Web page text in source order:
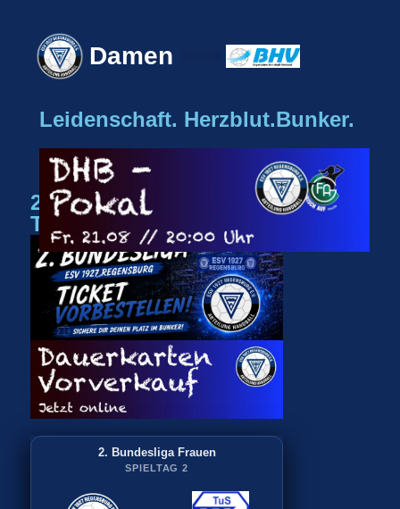
Damen
Leidenschaft. Herzblut.Bunker.
2. Liga
Ticket vorbestellen
2. Bundesliga Frauen
SPIELTAG 1
2. Bundesliga Frauen
SPIELTAG 2